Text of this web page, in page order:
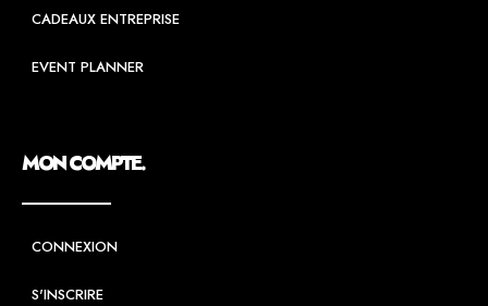
CADEAUX ENTREPRISE
EVENT PLANNER
MON COMPTE.
CONNEXION
S'INSCRIRE